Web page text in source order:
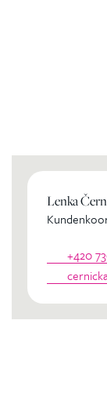
Lenka
+420